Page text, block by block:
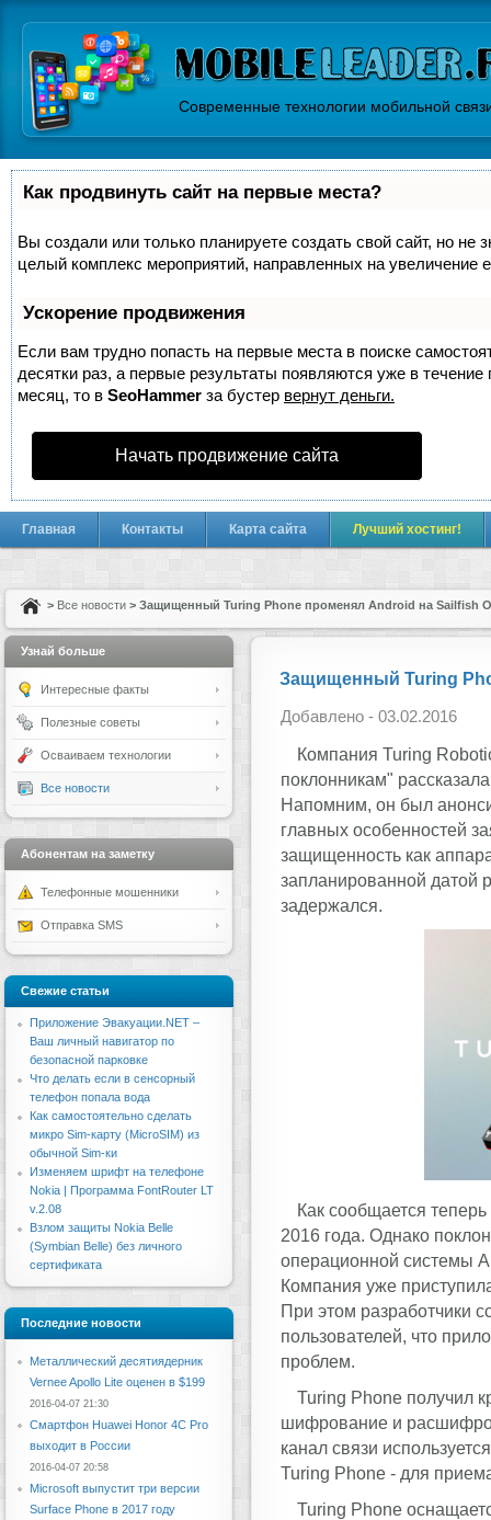
Современные технологии мобильной
Как продвинуть сайт на первые места?
Вы создали или только планируете создать свой сайт, но не
целый комплекс мероприятий, направленных на увеличение
Ускорение продвижения
Если вам трудно попасть на первые места в поиске
десятки раз, а первые результаты появляются уже в
месяц, то в SeoHammer за бустер вернут деньги.
Начать продвижение сайта
Главная Контакты Карта сайта Лучший хостинг!
> Все новости > Защищенный Turing Phone променял Android на Sailfish
Защищенный Turing
Добавлено - 03.02.2016
Компания Turing
поклонникам"
Напомним, он был
главных особенностей
защищенность как
запланированной датой
задержался.
Как сообщается
2016 года. Однако
операционной системы
Компания уже
При этом разработчики
пользователей, что
проблем.
Turing Phone получил
шифрование и
канал связи
Turing Phone - для
Turing Phone
Узнай больше
Интересные факты
Полезные советы
Осваиваем технологии
Все новости
Абонентам на заметку
Телефонные мошенники
Отправка SMS
Свежие статьи
Приложение Эвакуации.NET –
Ваш личный навигатор по
безопасной парковке
Что делать если в сенсорный
телефон попала вода
Как самостоятельно сделать
микро Sim-карту (MicroSIM) из
обычной Sim-ки
Изменяем шрифт на телефоне
Nokia | Программа FontRouter LT
v.2.08
Взлом защиты Nokia Belle
(Symbian Belle) без личного
сертификата
Последние новости
Металлический десятиядерник
Vernee Apollo Lite оценен в $199
2016-04-07 21:30
Смартфон Huawei Honor 4C Pro
выходит в России
2016-04-07 20:58
Microsoft выпустит три версии
Surface Phone в 2017 году